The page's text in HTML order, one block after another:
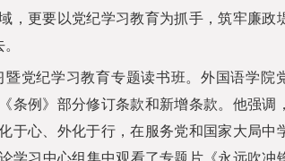
，更要以党纪学习教育为抓手，筑牢廉政
党纪学习教育专题读书班。外国语学院
条例》部分修订条款和新增条款。他强调
于心、外化于行，在服务党和国家大局中
学习中心组集中观看了专题片《永远吹冲